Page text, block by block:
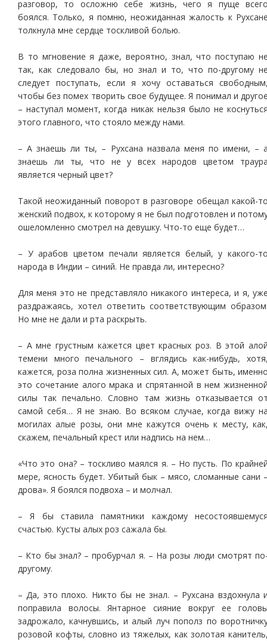
разговор, то осложню себе жизнь, чего я пуще
боялся. Только, я помню, неожиданная жалость к
толкнула мне сердце тоскливой болью.
В то мгновение я даже, вероятно, знал, что поступаю
так, как следовало бы, но знал и то, что по-другому
следует поступать, если я хочу оставаться
чтобы без помех творить свое будущее. Я понимал и
– наступал момент, когда никак нельзя было не
этого главного, что стояло между нами.
– А знаешь ли ты, – Рухсана назвала меня по имени, –
знаешь ли ты, что не у всех народов цветом
является черный цвет?
Такой неожиданный поворот в разговоре обещал какой-
женский подвох, к которому я не был подготовлен и
ошеломленно смотрел на девушку. Что-то еще будет…
– У арабов цветом печали является белый, у какого-
народа в Индии – синий. Не правда ли, интересно?
Для меня это не представляло никакого интереса, и я,
раздражаясь, хотел ответить соответствующим
Но мне не дали и рта раскрыть.
– А мне грустным кажется цвет красных роз. В этой
темени много печального – вглядись как-нибудь,
кажется, роза полна жизненных сил. А, может быть,
это сочетание алого мрака и спрятанной в нем
силы так печально. Словно там жизнь отказывается
самой себя… Я не знаю. Во всяком случае, когда вижу
могилах алые розы, они мне кажутся очень к месту,
скажем, печальный крест или надпись на нем…
«Что это она? – тоскливо маялся я. – Но пусть. По
мере, ясность будет. Убитый бык – мясо, сломанные сани
дрова». Я боялся подвоха – и молчал.
– Я бы ставила памятники каждому
счастью. Кусты алых роз сажала бы.
– Кто бы знал? – пробурчал я. – На розы люди смотрят
другому.
– Да, это плохо. Никто бы не знал. – Рухсана вздохнула
поправила волосы. Янтарное сияние вокруг ее
задрожало, качнувшись, и алый луч пополз по
розовой кофты, словно из тяжелых, как золотая